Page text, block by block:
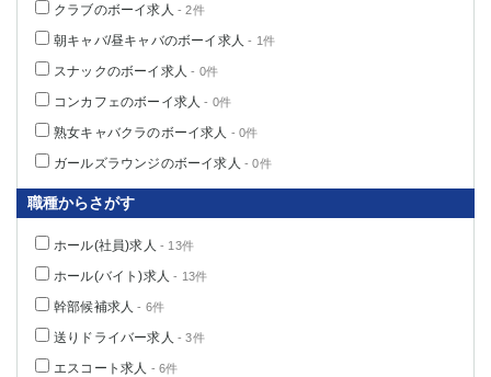
クラブのボーイ求人 - 2件
朝キャバ/昼キャバのボーイ求人 - 1件
スナックのボーイ求人 - 0件
コンカフェのボーイ求人 - 0件
熟女キャバクラのボーイ求人 - 0件
ガールズラウンジのボーイ求人 - 0件
職種からさがす
ホール(社員)求人 - 13件
ホール(バイト)求人 - 13件
幹部候補求人 - 6件
送りドライバー求人 - 3件
エスコート求人 - 6件